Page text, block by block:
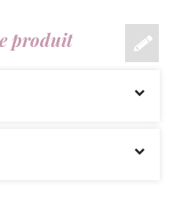
produit